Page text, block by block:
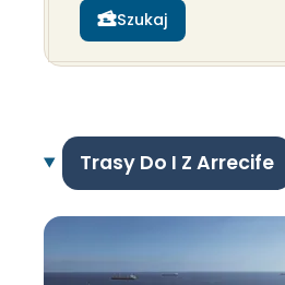
Szukaj
Trasy Do I Z Arrecife